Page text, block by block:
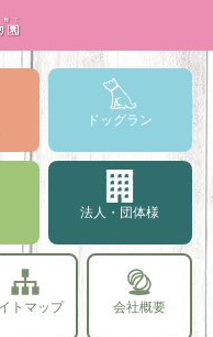
ドッグラン
法人・団体様
トマップ 会社概要